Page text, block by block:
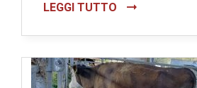
LEGGI TUTTO